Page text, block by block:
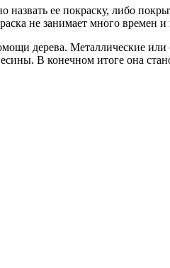
ее покраску, либо
не занимает много времен
дерева. Металлические
В конечном итоге она